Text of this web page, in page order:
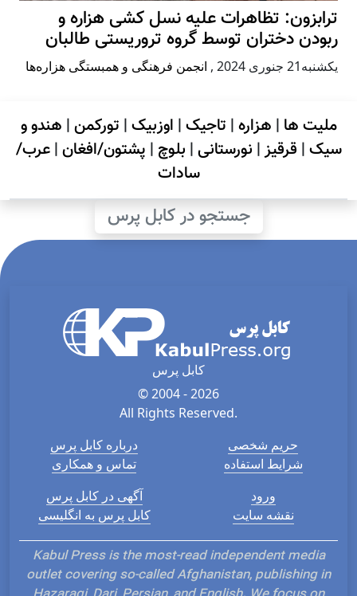
ترابزون: تظاهرات علیه نسل کشی هزاره و
ربودن دختران توسط گروه تروریستی طالبان
يكشنبه21 جنوری 2024 , انجمن فرهنگی و همبستگی هزاره‌ها
ملیت ها | هزاره| تاجیک| اوزبیک| تورکمن| هندو و
سیک| قرقیز| نورستانی| بلوچ | پشتون/افغان|عرب/
سادات
جستجو در کابل پرس
کابل پرس
© 2004 - 2026
All Rights Reserved.
درباره کابل پرس
تماس و همکاری
حریم شخصی
شرایط استفاده
آگهی در کابل پرس
کابل پرس به انگلیسی
ورود
نقشه سایت
Kabul Press is the most-read independent media
outlet covering so-called Afghanistan, publishing in